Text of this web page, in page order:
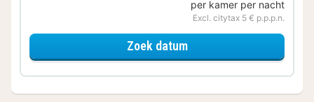
per kamer per nacht
Excl. citytax 5 € p.p.p.n.
Zoek datumvoor Classic kamer